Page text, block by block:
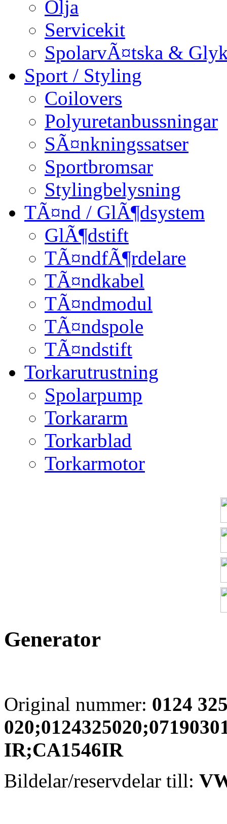
Olja
Servicekit
SpolarvÃ¤tska &
Sport / Styling
Coilovers
Polyuretanbussningar
SÃ¤nkningssatser
Sportbromsar
Stylingbelysning
TÃ¤nd / GlÃ¶dsystem
GlÃ¶dstift
TÃ¤ndfÃ¶rdelare
TÃ¤ndkabel
TÃ¤ndmodul
TÃ¤ndspole
TÃ¤ndstift
Torkarutrustning
Spolarpump
Torkararm
Torkarblad
Torkarmotor
Generator
Original nummer: 0124
IR;CA1546IR
Bildelar/reservdelar till: